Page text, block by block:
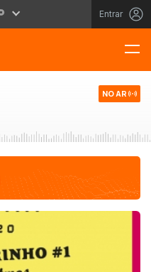
Entrar
NO AR